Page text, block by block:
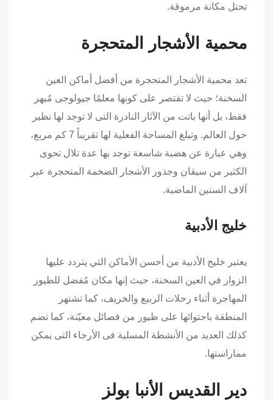
تحتل مكانة مرموقة.
محمية الأشجار المتحجرة
تعد محمية الأشجار المتحجرة من أفضل أماكن العين
السخنة؛ حيث لا تقتصر على كونها معلمًا جيولوجى مُبهر
فقط، بل أنها باتت من الآثار النادرة التى لا توجد لها نظير
حول العالم. وتبلغ المساحة الفعلية لها تقريباً 7 كم مربع،
وهي عبارة عن هضبة شاسعة توجد بها عدة تلال تحوى
الكثير من سيقان وجذور الأشجار الضخمة المتحجرة عبر
آلاف السنين الماضية.
خليج الأدبية
يعتبر خليج الأدبية من أحسن الأماكن التي يتردد عليها
الزوار في العين السخنة، حيث إنها مكان مُفضل للطيور
المهاجرة أثناء رحلات الربيع والخريف، كما تشتهر
المنطقة باحتوائها على طيور من فصائل معيّنة، كما تضم
كذلك العديد من الأنشطة المسلية فى الأرجاء التى يمكن
مماراستها.
دير القديس الأنبا بولز